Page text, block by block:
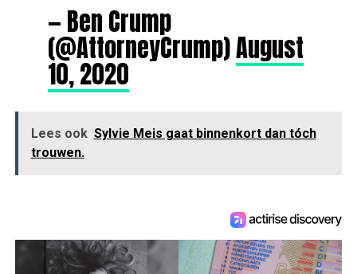
— Ben Crump
(@AttorneyCrump)August
10, 2020
Lees ook Sylvie Meis gaat binnenkort dan tóch
trouwen.